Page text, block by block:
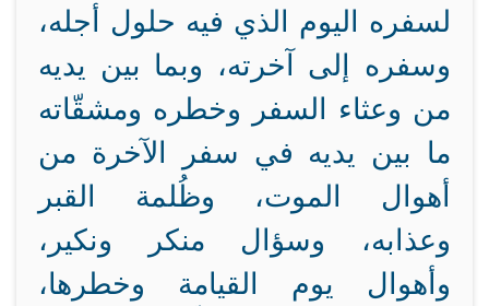
لسفره اليوم الذي فيه حلول أجله،
وسفره إلى آخرته، وبما بين يديه
من وعثاء السفر وخطره ومشقّاته
ما بين يديه في سفر الآخرة من
أهوال الموت، وظُلمة القبر
وعذابه، وسؤال منكر ونكير،
وأهوال يوم القيامة وخطرها،